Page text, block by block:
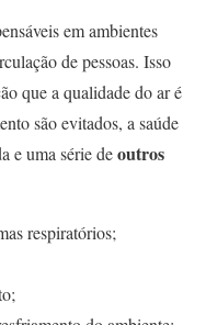
em ambientes
de pessoas. Isso
que a qualidade do ar é
são evitados, a saúde
e uma série deoutros
respiratórios;